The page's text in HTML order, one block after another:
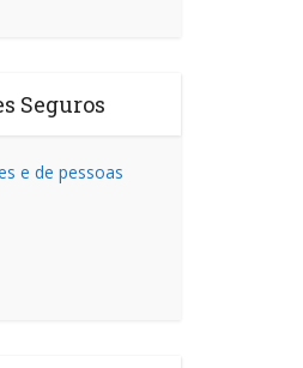
Seguros
e de pessoas